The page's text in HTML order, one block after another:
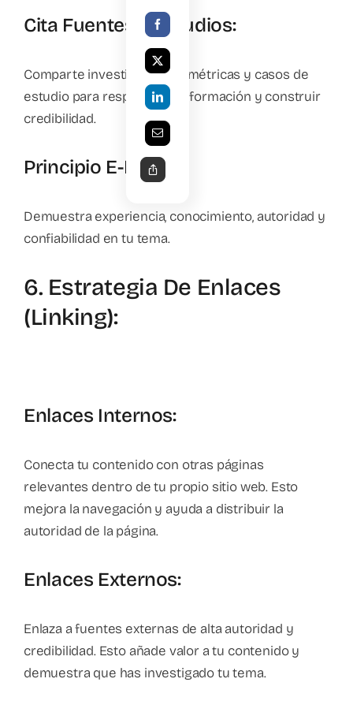
Cita Fuentes Y Estudios:
Comparte investigaciones, métricas y casos de
estudio para respaldar tu información y construir
credibilidad.
Principio E-E-A-T:
Demuestra experiencia, conocimiento, autoridad y
confiabilidad en tu tema.
6. Estrategia De Enlaces
(Linking):
Enlaces Internos:
Conecta tu contenido con otras páginas
relevantes dentro de tu propio sitio web. Esto
mejora la navegación y ayuda a distribuir la
autoridad de la página.
Enlaces Externos:
Enlaza a fuentes externas de alta autoridad y
credibilidad. Esto añade valor a tu contenido y
demuestra que has investigado tu tema.